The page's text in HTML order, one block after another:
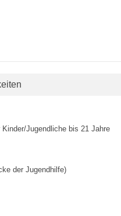
Jugendliche bis 21 Jahre
der Jugendhilfe)